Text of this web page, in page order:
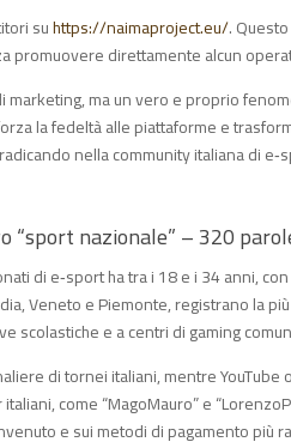
suhttps://naimaproject.eu/.
promuovere direttamente alcun
marketing, ma un vero e proprio
la fedeltà alle piattaforme e
nella community italiana di
di e‑sport ha tra i 18 e i 34 anni,
Veneto e Piemonte, registrano la
e a centri di gaming
di tornei italiani, mentre YouTube
come “MagoMauro” e
e sui metodi di pagamento più